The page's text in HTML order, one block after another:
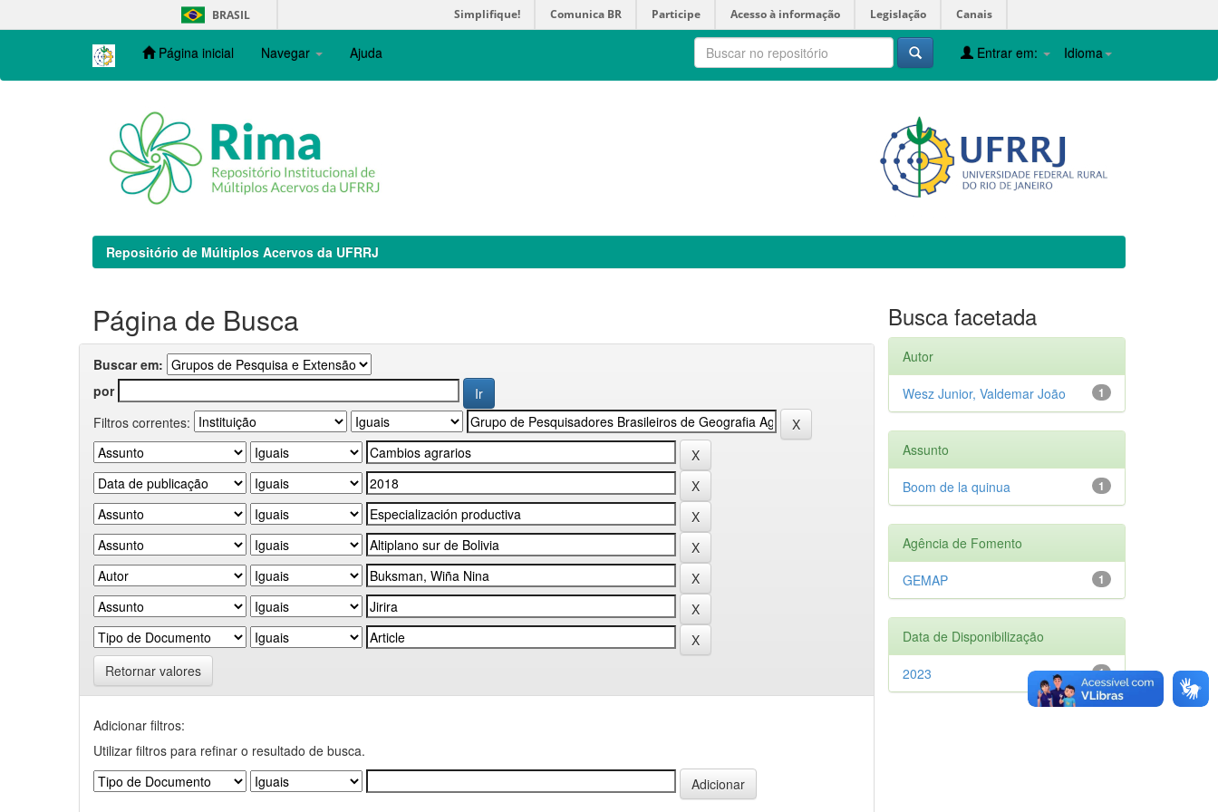
navigation
BRASIL Simplifique! Comunica BR Participe Acesso à informação Legislação Canais
Página inicial Navegar Ajuda Idioma
Entrar em:
Repositório de Múltiplos Acervos da UFRRJ
Página de Busca
Buscar em:
por
Filtros correntes:
Retornar valores
Adicionar filtros:
Utilizar filtros para refinar o resultado de busca.
Busca facetada
Autor
1
Wesz Junior, Valdemar João
Assunto
1
Boom de la quinua
Agência de Fomento
1
GEMAP
Data de Disponibilização
1
2023